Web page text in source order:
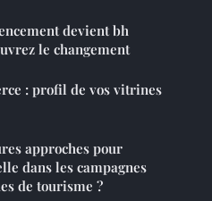
devient bh
le changement
: profil de vos vitrines
approches pour
dans les campagnes
de tourisme ?